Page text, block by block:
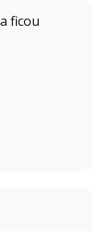
ficou